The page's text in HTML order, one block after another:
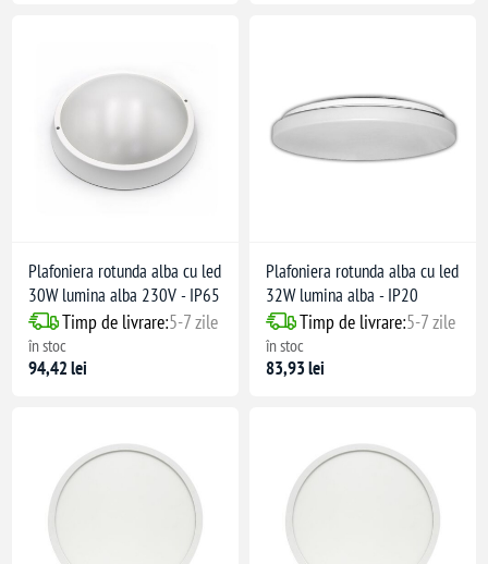
Plafoniera rotunda alba cu led
30W lumina alba 230V - IP65
Timp de livrare:5-7 zile
în stoc
94,42 lei
Plafoniera rotunda alba cu led
32W lumina alba - IP20
Timp de livrare:5-7 zile
în stoc
83,93 lei